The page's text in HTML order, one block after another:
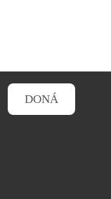
DONÁ